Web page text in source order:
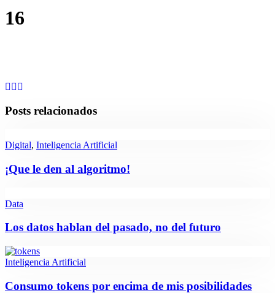
16
Posts relacionados
Digital, Inteligencia Artificial
¡Que le den al algoritmo!
Data
Los datos hablan del pasado, no del futuro
Inteligencia Artificial
Consumo tokens por encima de mis posibilidades